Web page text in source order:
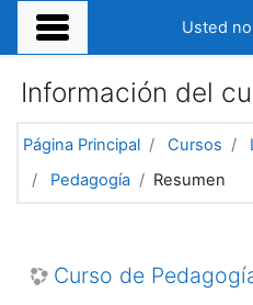
Salta al contenido principal
Usted
Información del
Página Principal Cursos
Pedagogía
Resumen
Curso de